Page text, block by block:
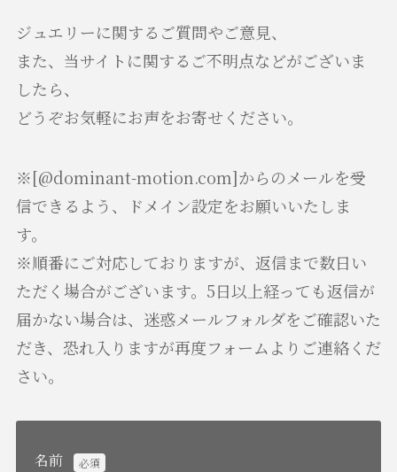
ジュエリーに関するご質問やご意見、
また、当サイトに関するご不明点などがございま
したら、
どうぞお気軽にお声をお寄せください。
※[@dominant-motion.com]からのメールを受
信できるよう、ドメイン設定をお願いいたしま
す。
※順番にご対応しておりますが、返信まで数日い
ただく場合がございます。5日以上経っても返信が
届かない場合は、迷惑メールフォルダをご確認いた
だき、恐れ入りますが再度フォームよりご連絡くだ
さい。
名前